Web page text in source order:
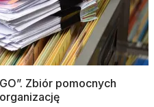
Zbiór pomocnych